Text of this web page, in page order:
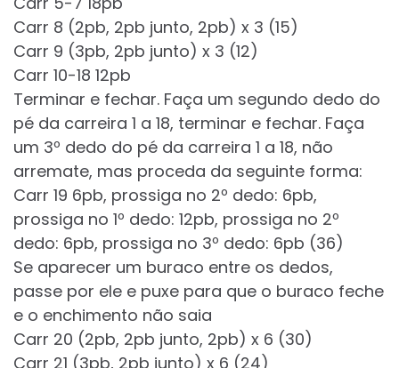
Carr 8 (2pb, 2pb junto, 2pb) x 3 (15)
Carr 9 (3pb, 2pb junto) x 3 (12)
Carr 10-18 12pb
Terminar e fechar. Faça um segundo dedo do
pé da carreira 1 a 18, terminar e fechar. Faça
um 3º dedo do pé da carreira 1 a 18, não
arremate, mas proceda da seguinte forma:
Carr 19 6pb, prossiga no 2º dedo: 6pb,
prossiga no 1º dedo: 12pb, prossiga no 2º
dedo: 6pb, prossiga no 3º dedo: 6pb (36)
Se aparecer um buraco entre os dedos,
passe por ele e puxe para que o buraco feche
e o enchimento não saia
Carr 20 (2pb, 2pb junto, 2pb) x 6 (30)
Carr 21 (3pb, 2pb junto) x 6 (24)